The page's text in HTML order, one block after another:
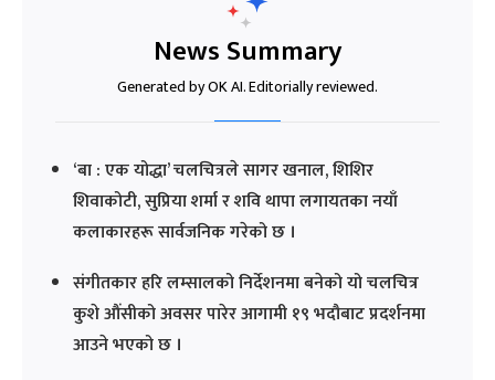
News Summary
Generated by OK AI. Editorially reviewed.
‘बा : एक योद्धा’ चलचित्रले सागर खनाल, शिशिर
शिवाकोटी, सुप्रिया शर्मा र शवि थापा लगायतका नयाँ
कलाकारहरू सार्वजनिक गरेको छ ।
संगीतकार हरि लम्सालको निर्देशनमा बनेको यो चलचित्र
कुशे औंसीको अवसर पारेर आगामी १९ भदौबाट प्रदर्शनमा
आउने भएको छ ।